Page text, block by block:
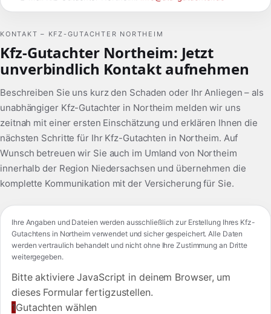
KONTAKT – KFZ-GUTACHTER NORTHEIM
Kfz-Gutachter Northeim: Jetzt
unverbindlich Kontakt aufnehmen
Beschreiben Sie uns kurz den Schaden oder Ihr Anliegen – als
unabhängiger Kfz-Gutachter in Northeim melden wir uns
zeitnah mit einer ersten Einschätzung und erklären Ihnen die
nächsten Schritte für Ihr Kfz-Gutachten in Northeim. Auf
Wunsch betreuen wir Sie auch im Umland von Northeim
innerhalb der Region Niedersachsen und übernehmen die
komplette Kommunikation mit der Versicherung für Sie.
Ihre Angaben und Dateien werden ausschließlich zur Erstellung Ihres Kfz-
Gutachtens in Northeim verwendet und sicher gespeichert. Alle Daten
werden vertraulich behandelt und nicht ohne Ihre Zustimmung an Dritte
weitergegeben.
Bitte aktiviere JavaScript in deinem Browser, um
dieses Formular fertigzustellen.
1Gutachten wählen